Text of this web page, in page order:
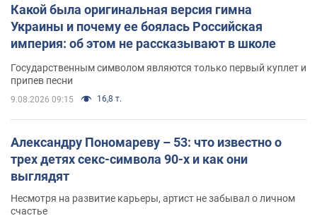
Какой была оригинальная версия гимна
Украины и почему ее боялась Российская
империя: об этом не рассказывают в школе
Государственным символом являются только первый куплет и
припев песни
9.08.2026 09:15 16,8 т.
Александру Пономареву – 53: что известно о
трех детях секс-символа 90-х и как они
выглядят
Несмотря на развитие карьеры, артист не забывал о личном
счастье